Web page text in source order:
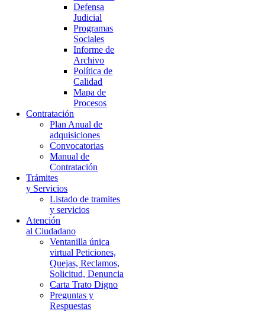
Defensa
Judicial
Programas
Sociales
Informe de
Archivo
Política de
Calidad
Mapa de
Procesos
Contratación
Plan Anual de
adquisiciones
Convocatorias
Manual de
Contratación
Trámites
y Servicios
Listado de tramites
y servicios
Atención
al Ciudadano
Ventanilla única
virtual Peticiones,
Quejas, Reclamos,
Solicitud, Denuncia
Carta Trato Digno
Preguntas y
Respuestas